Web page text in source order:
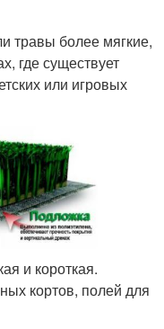
травы более мягкие,
где существует
или игровых
и короткая.
кортов, полей для